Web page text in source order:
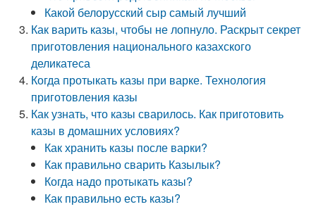
Какой белорусский сыр самый лучший
Как варить казы, чтобы не лопнуло. Раскрыт секрет
приготовления национального казахского
деликатеса
Когда протыкать казы при варке. Технология
приготовления казы
Как узнать, что казы сварилось. Как приготовить
казы в домашних условиях?
Как хранить казы после варки?
Как правильно сварить Казылык?
Когда надо протыкать казы?
Как правильно есть казы?